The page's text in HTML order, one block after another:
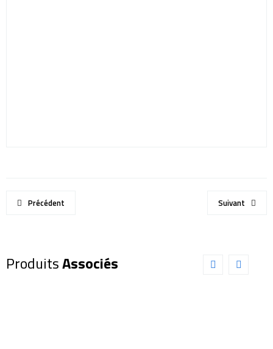
Précédent Suivant
ProduitsAssociés